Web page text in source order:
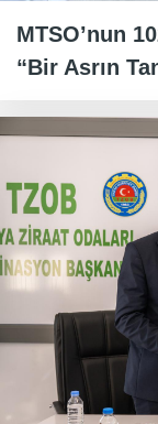
MTSO’nun
“Bir Asrın